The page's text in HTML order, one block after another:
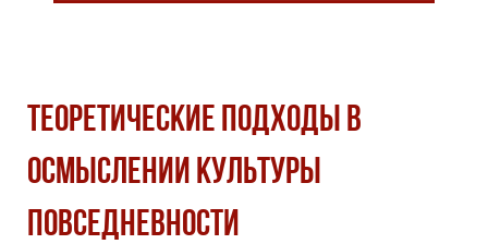
ТЕОРЕТИЧЕСКИЕ ПОДХОДЫ В
ОСМЫСЛЕНИИ КУЛЬТУРЫ
ПОВСЕДНЕВНОСТИ